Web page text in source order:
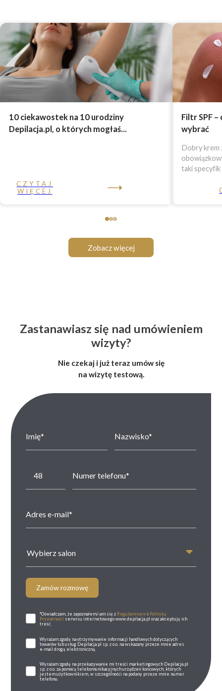
10 ciekawostek na 10 urodziny
Depilacja.pl, o których mogłaś...
CZYTAJ
WIĘCEJ
Filtr SPF
wybrać
Dobry krem
taki specyfik
Zobacz więcej
Zastanawiasz się nad umówieniem
wizyty?
Nie czekaj i już teraz umów się
na wizytę testową.
Wybierz salon
Zamów rozmowę
*Oświadczam, że zapoznałem/-am się z Regulaminemi Polityką
Prywatności serwisu internetowego www.depilacja.pl oraz akceptuję ich
treść.
Wyrażam zgodę na otrzymywanie informacji handlowych dotyczących
towarów lub usług Depilacja.pl sp. z o.o. na wskazany przeze mnie adres
e-mail drogą elektroniczną.
Wyrażam zgodę na przekazywanie mi treści marketingowych Depilacja.pl
sp. z o.o. za pomocą telekomunikacyjnych urządzeń końcowych, których
jestem użytkownikiem, w szczególności na podany przeze mnie numer
telefonu.